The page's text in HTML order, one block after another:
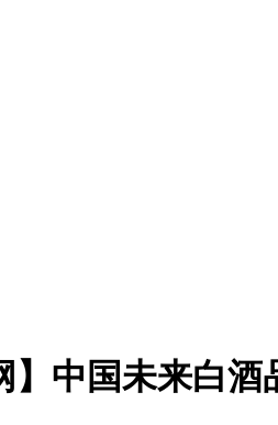
】中国未来白